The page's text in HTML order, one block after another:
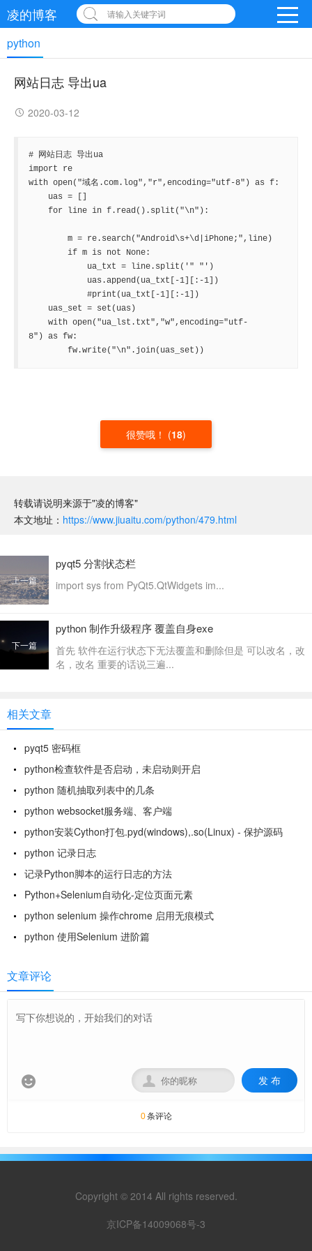
凌的博客 请输入关键字词
python
网站日志 导出ua
2020-03-12
# 网站日志 导出ua
import re
with open("域名.com.log","r",encoding="utf-8") as f:
uas = []
for line in f.read().split("\n"):
m = re.search("Android\s+\d|iPhone;",line)
if m is not None:
ua_txt = line.split('" "')
uas.append(ua_txt[-1][:-1])
#print(ua_txt[-1][:-1])
uas_set = set(uas)
with open("ua_lst.txt","w",encoding="utf-
8") as fw:
fw.write("\n".join(uas_set))
很赞哦！ (18)
转载请说明来源于"凌的博客"
本文地址： https://www.jiuaitu.com/python/479.html
上一篇
pyqt5 分割状态栏
import sys from PyQt5.QtWidgets im...
下一篇
python 制作升级程序 覆盖自身exe
首先 软件在运行状态下无法覆盖和删除但是 可以改名，改
名，改名 重要的话说三遍...
相关文章
pyqt5 密码框
python检查软件是否启动，未启动则开启
python 随机抽取列表中的几条
python websocket服务端、客户端
python安装Cython打包.pyd(windows),.so(Linux) - 保护源码
python 记录日志
记录Python脚本的运行日志的方法
Python+Selenium自动化-定位页面元素
python selenium 操作chrome 启用无痕模式
python 使用Selenium 进阶篇
文章评论
 发 布

0条评论
Copyright © 2014 All rights reserved.
京ICP备14009068号-3